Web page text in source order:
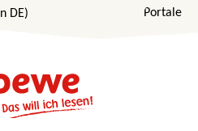
DE) Portale